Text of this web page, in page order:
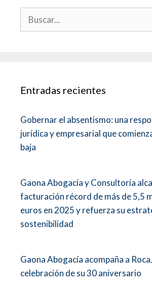
Entradas recientes
Gobernar el absentismo: una
jurídica y empresarial que
baja
Gaona Abogacía y Consultoría
facturación récord de más de 5,5
euros en 2025 y refuerza su
sostenibilidad
Gaona Abogacía acompaña a
celebración de su 30 aniversario